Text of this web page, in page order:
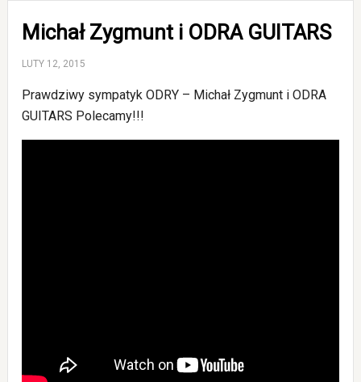
Michał Zygmunt i ODRA GUITARS
LUTY 12, 2015
Prawdziwy sympatyk ODRY – Michał Zygmunt i ODRA
GUITARS Polecamy!!!